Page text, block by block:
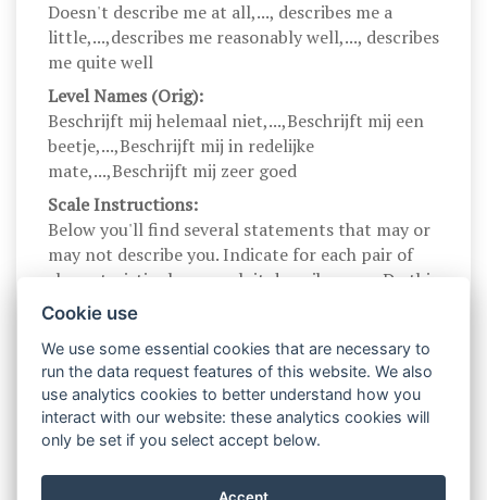
Doesn't describe me at all,..., describes me a
little,...,describes me reasonably well,..., describes
me quite well
Level Names (Orig):
Beschrijft mij helemaal niet,...,Beschrijft mij een
beetje,...,Beschrijft mij in redelijke
mate,...,Beschrijft mij zeer goed
Scale Instructions:
Below you'll find several statements that may or
may not describe you. Indicate for each pair of
characteristics how much it describes you. Do this
in a pairwise manner, even if one characteristic
Scale Instructions (Orig):
Hieronder staan nog een aantal eigenschappen
die jou wel of niet kunnen beschrijven. Het is de
bedoeling dat je aangeeft hoe goed elk paar
de ene eigenschap misschien meer van
Cookie use
We use some essential cookies that are necessary to
run the data request features of this website. We also
use analytics cookies to better understand how you
interact with our website: these analytics cookies will
only be set if you select accept below.